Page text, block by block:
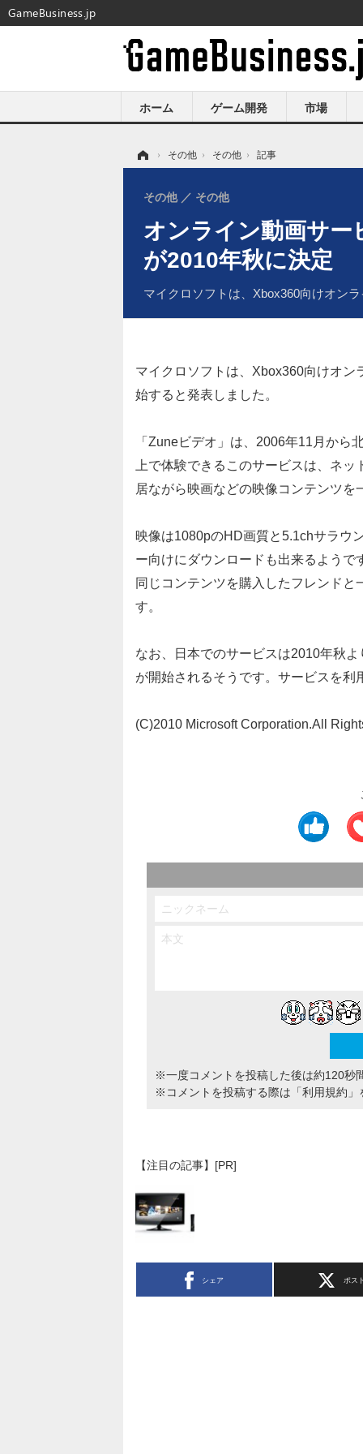
ホーム ゲーム開発 市場
› その他 › その他 › 記事
オンライン動画サ
が2010年秋に決定
マイクロソフトは、Xbox360向けオン
その他 その他
マイクロソフトは、Xbox360向けオ
始すると発表しました。
「Zuneビデオ」は、2006年11月か
上で体験できるこのサービスは、ネ
居ながら映画などの映像コンテンツ
映像は1080pのHD画質と5.1chサラウ
ー向けにダウンロードも出来るよう
同じコンテンツを購入したフレンド
す。
なお、日本でのサービスは2010年秋
が開始されるそうです。サービスを
(C)2010 Microsoft Corporation.All
※一度コメントを投稿した後は約120秒
※コメントを投稿する際は 「利用規約」
【注目の記事】[PR]
シェア ポス
GameBusiness.jp